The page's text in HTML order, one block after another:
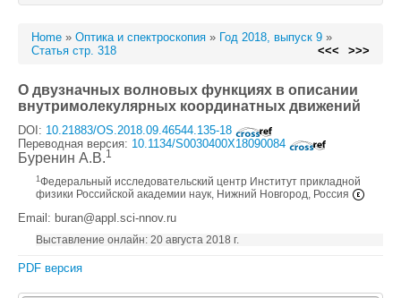
Home » Оптика и спектроскопия » Год 2018, выпуск 9 »
Статья стр. 318
<<< >>>
О двузначных волновых функциях в описании
внутримолекулярных координатных движений
DOI: 10.21883/OS.2018.09.46544.135-18
Переводная версия: 10.1134/S0030400X18090084
Буренин А.В.1
1 Федеральный исследовательский центр Институт прикладной
физики Российской академии наук, Нижний Новгород, Россия
Email: buran@appl.sci-nnov.ru
Выставление онлайн: 20 августа 2018 г.
PDF версия